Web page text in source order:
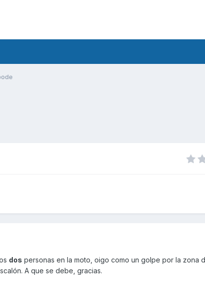
dos personas en la moto, oigo como un golpe por la zona
A que se debe, gracias.